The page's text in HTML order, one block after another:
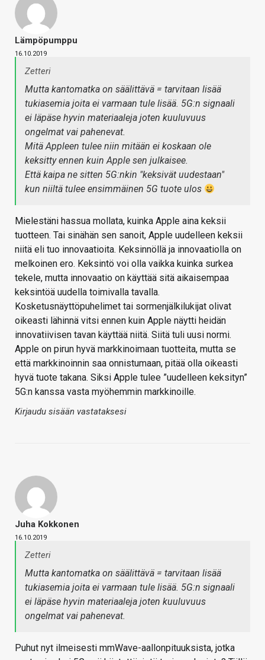
Lämpöpumppu
16.10.2019
Zetteri
Mutta kantomatka on säälittävä = tarvitaan lisää
tukiasemia joita ei varmaan tule lisää. 5G:n signaali
ei läpäse hyvin materiaaleja joten kuuluvuus
ongelmat vai pahenevat.
Mitä Appleen tulee niin mitään ei koskaan ole
keksitty ennen kuin Apple sen julkaisee.
Että kaipa ne sitten 5G:nkin "keksivät uudestaan"
kun niiltä tulee ensimmäinen 5G tuote ulos
Mielestäni hassua mollata, kuinka Apple aina keksii
tuotteen. Tai sinähän sen sanoit, Apple uudelleen keksii
niitä eli tuo innovaatioita. Keksinnöllä ja innovaatiolla on
melkoinen ero. Keksintö voi olla vaikka kuinka surkea
tekele, mutta innovaatio on käyttää sitä aikaisempaa
keksintöä uudella toimivalla tavalla.
Kosketusnäyttöpuhelimet tai sormenjälkilukijat olivat
oikeasti lähinnä vitsi ennen kuin Apple näytti heidän
innovatiivisen tavan käyttää niitä. Siitä tuli uusi normi.
Apple on pirun hyvä markkinoimaan tuotteita, mutta se
että markkinoinnin saa onnistumaan, pitää olla oikeasti
hyvä tuote takana. Siksi Apple tulee ”uudelleen keksityn”
5G:n kanssa vasta myöhemmin markkinoille.
Kirjaudu sisään vastataksesi
Juha Kokkonen
16.10.2019
Zetteri
Mutta kantomatka on säälittävä = tarvitaan lisää
tukiasemia joita ei varmaan tule lisää. 5G:n signaali
ei läpäse hyvin materiaaleja joten kuuluvuus
ongelmat vai pahenevat.
Puhut nyt ilmeisesti mmWave-aallonpituuksista, jotka